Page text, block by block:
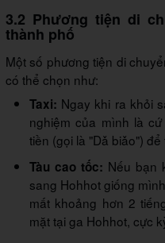
3.2 Phương tiện di
thành phố
Một số phương tiện di
có thể chọn như:
Taxi: Ngay khi ra khỏi
nghiệm của mình là
tiền (gọi là "Dǎ biǎo")
Tàu cao tốc: Nếu bạn
sang Hohhot giống
mất khoảng hơn 2
mặt tại ga Hohhot, cực